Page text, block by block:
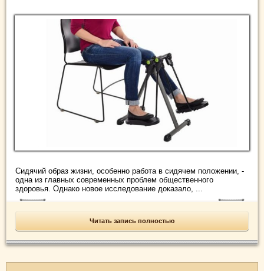
Сидячий образ жизни, особенно работа в сидячем положении, -
одна из главных современных проблем общественного
здоровья. Однако новое исследование доказало, ...
Читать запись полностью